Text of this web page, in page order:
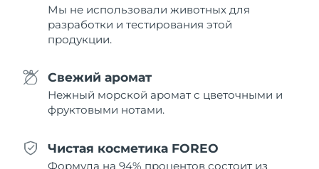
Мы не использовали животных для
разработки и тестирования этой
продукции.
Свежий аромат
Нежный морской аромат с цветочными и
фруктовыми нотами.
Чистая косметика FOREO
Формула на 94% процентов состоит из
Мексика
Ожидаемая дата доставки
Нидерланды
Ожидаемая дата доставки
Новая Зеландия